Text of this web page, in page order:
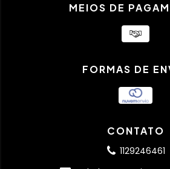
MEIOS DE
FORMAS DE
CONTATO
1129246461